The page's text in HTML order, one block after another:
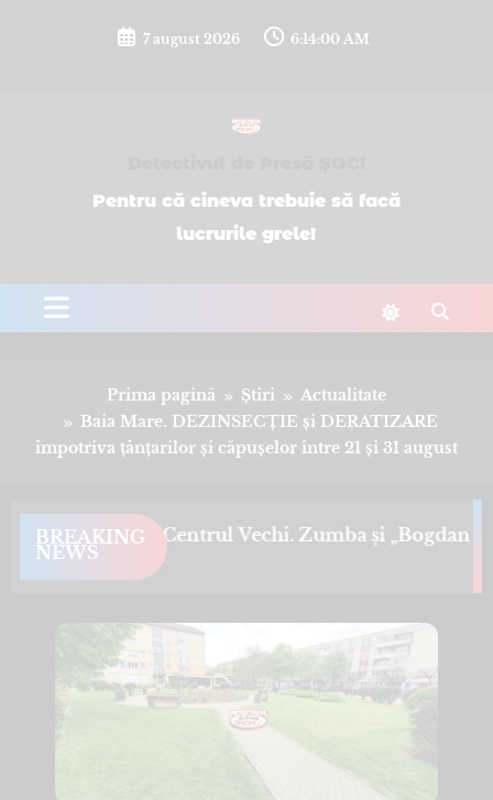
7 august 2026 6:14:00 AM
Pentru că cineva trebuie să facă
lucrurile grele!
Prima pagină Știri
Actualitate
Baia Mare. DEZINSECȚIE și DERATIZARE
împotriva țânțarilor și căpușelor între 21 și 31 august
BREAKING
NEWS
și muzică în Centrul Vechi. Zumba și „Bogdan